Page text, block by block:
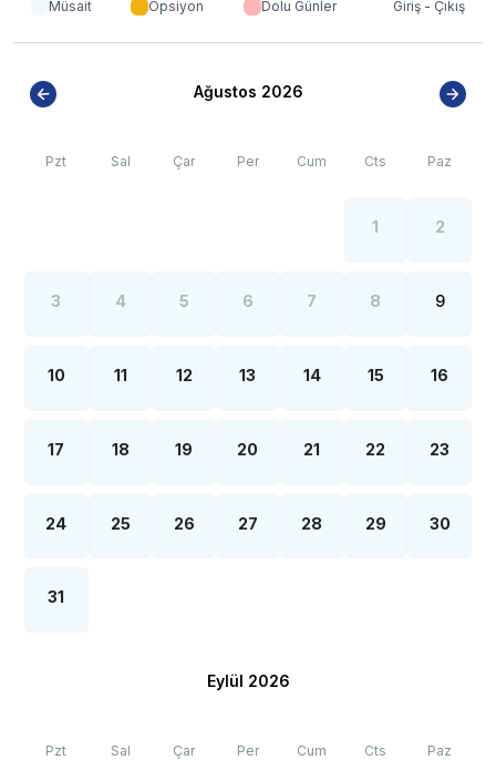
artışı sebebiyle; bölge genelinde nadiren de
Müsait Opsiyon Dolu Günler Giriş - Çıkış
Ağustos 2026
Pzt Sal Çar Per Cum Cts Paz
1 2
3 4 5 6 7 8 9
10 11 12 13 14 15 16
17 18 19 20 21 22 23
24 25 26 27 28 29 30
31
Eylül 2026
Pzt Sal Çar Per Cum Cts Paz